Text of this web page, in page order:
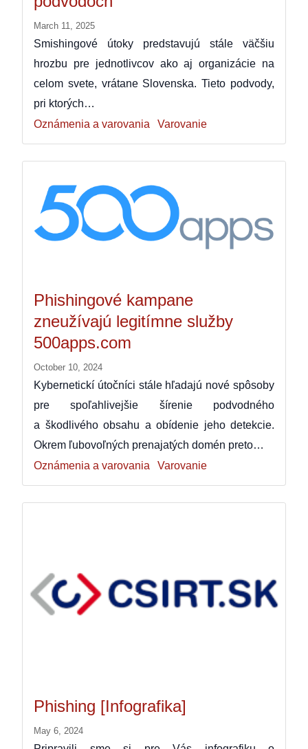
March 11, 2025
Smishingové útoky predstavujú stále väčšiu
hrozbu pre jednotlivcov ako aj organizácie na
celom svete, vrátane Slovenska. Tieto podvody,
pri ktorých…
Oznámenia a varovania
Varovanie
Phishingové kampane
zneužívajú legitímne služby
500apps.com
October 10, 2024
Kybernetickí útočníci stále hľadajú nové spôsoby
pre spoľahlivejšie šírenie podvodného
a škodlivého obsahu a obídenie jeho detekcie.
Okrem ľubovoľných prenajatých domén preto…
Oznámenia a varovania
Varovanie
Phishing [Infografika]
May 6, 2024